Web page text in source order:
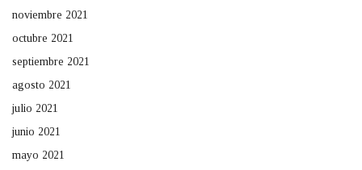
noviembre 2021
octubre 2021
septiembre 2021
agosto 2021
julio 2021
junio 2021
mayo 2021